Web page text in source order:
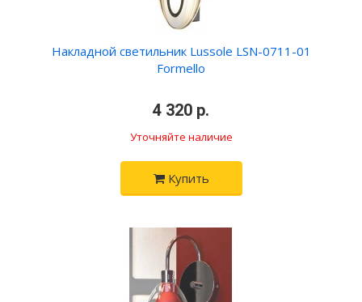
Накладной светильник Lussole LSN-0711-01
Formello
4 320 р.
Уточняйте наличие
Купить